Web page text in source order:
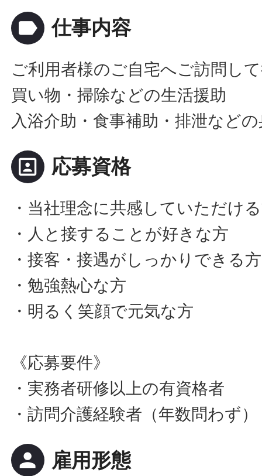
label 仕事内容
ご利用者様のご自宅へご訪問し
買い物・掃除などの生活援助
入浴介助・食事補助・排泄など
portrait 応募資格
・当社理念に共感していただけ
・人と接することが好きな方
・接客・接遇がしっかりできる方
・勉強熱心な方
・明るく笑顔で元気な方
《応募要件》
・実務者研修以上の有資格者
・訪問介護経験者（年数問わず）
person 雇用形態